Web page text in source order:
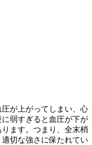
が上がってしまい、心
弱すぎると血圧が下が
ます。つまり、全末梢
切な強さに保たれてい